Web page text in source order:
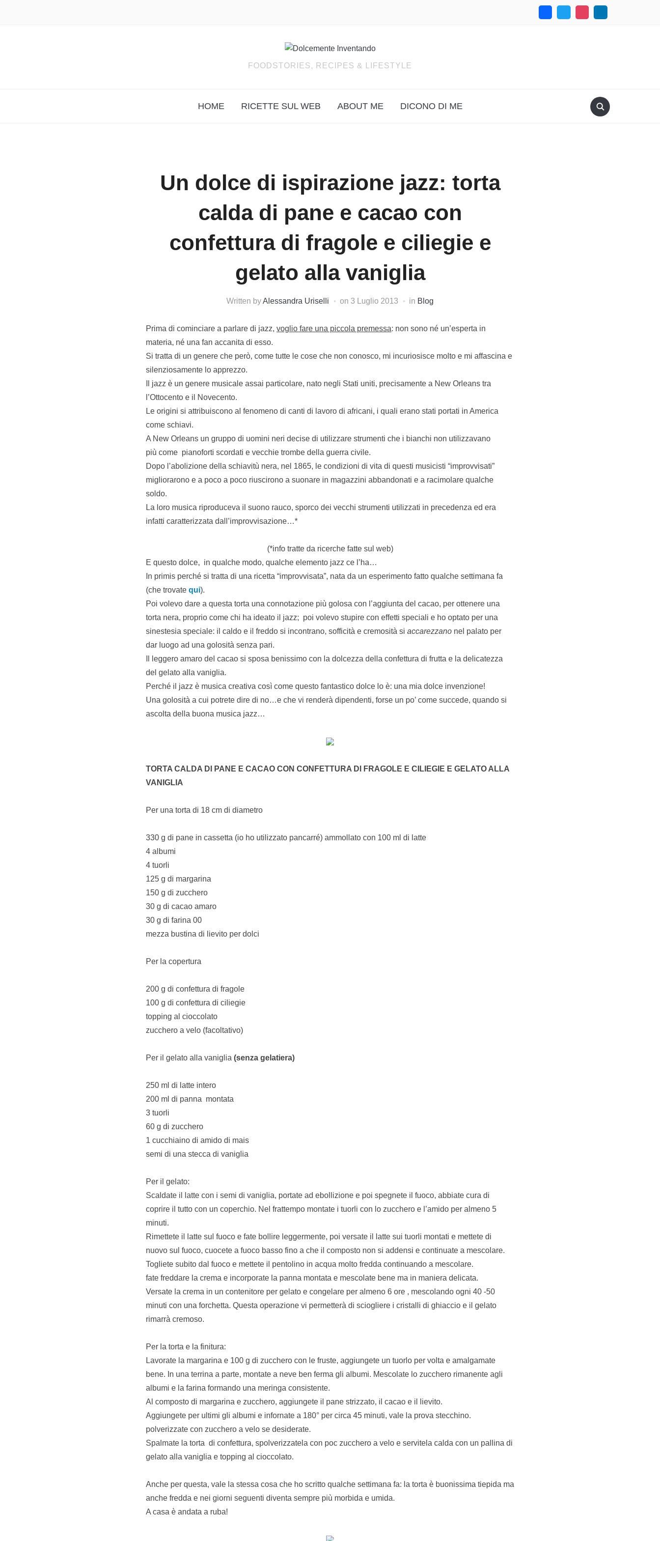
FOODSTORIES, RECIPES & LIFESTYLE
HOME RICETTE SUL WEB ABOUT ME DICONO DI ME
Un dolce di ispirazione jazz: torta
calda di pane e cacao con
confettura di fragole e ciliegie e
gelato alla vaniglia
Written byAlessandra Uriselli on 3 Luglio 2013 in Blog
Prima di cominciare a parlare di jazz, voglio fare una piccola premessa: non sono né un’esperta in
materia, né una fan accanita di esso.
Si tratta di un genere che però, come tutte le cose che non conosco, mi incuriosisce molto e mi affascina e
silenziosamente lo apprezzo.
Il jazz è un genere musicale assai particolare, nato negli Stati uniti, precisamente a New Orleans tra
l’Ottocento e il Novecento.
Le origini si attribuiscono al fenomeno di canti di lavoro di africani, i quali erano stati portati in America
come schiavi.
A New Orleans un gruppo di uomini neri decise di utilizzare strumenti che i bianchi non utilizzavano
più come pianoforti scordati e vecchie trombe della guerra civile.
Dopo l’abolizione della schiavitù nera, nel 1865, le condizioni di vita di questi musicisti “improvvisati”
migliorarono e a poco a poco riuscirono a suonare in magazzini abbandonati e a racimolare qualche
soldo.
La loro musica riproduceva il suono rauco, sporco dei vecchi strumenti utilizzati in precedenza ed era
infatti caratterizzata dall’improvvisazione…*
(*info tratte da ricerche fatte sul web)
E questo dolce, in qualche modo, qualche elemento jazz ce l’ha…
In primis perché si tratta di una ricetta “improvvisata”, nata da un esperimento fatto qualche settimana fa
(che trovate qui).
Poi volevo dare a questa torta una connotazione più golosa con l’aggiunta del cacao, per ottenere una
torta nera, proprio come chi ha ideato il jazz; poi volevo stupire con effetti speciali e ho optato per una
sinestesia speciale: il caldo e il freddo si incontrano, sofficità e cremosità si accarezzano nel palato per
dar luogo ad una golosità senza pari.
Il leggero amaro del cacao si sposa benissimo con la dolcezza della confettura di frutta e la delicatezza
del gelato alla vaniglia.
Perché il jazz è musica creativa così come questo fantastico dolce lo è: una mia dolce invenzione!
Una golosità a cui potrete dire di no…e che vi renderà dipendenti, forse un po’ come succede, quando si
ascolta della buona musica jazz…
TORTA CALDA DI PANE E CACAO CON CONFETTURA DI FRAGOLE E CILIEGIE E GELATO ALLA
VANIGLIA
Per una torta di 18 cm di diametro
330 g di pane in cassetta (io ho utilizzato pancarré) ammollato con 100 ml di latte
4 albumi
4 tuorli
125 g di margarina
150 g di zucchero
30 g di cacao amaro
30 g di farina 00
mezza bustina di lievito per dolci
Per la copertura
200 g di confettura di fragole
100 g di confettura di ciliegie
topping al cioccolato
zucchero a velo (facoltativo)
Per il gelato alla vaniglia (senza gelatiera)
250 ml di latte intero
200 ml di panna montata
3 tuorli
60 g di zucchero
1 cucchiaino di amido di mais
semi di una stecca di vaniglia
Per il gelato:
Scaldate il latte con i semi di vaniglia, portate ad ebollizione e poi spegnete il fuoco, abbiate cura di
coprire il tutto con un coperchio. Nel frattempo montate i tuorli con lo zucchero e l’amido per almeno 5
minuti.
Rimettete il latte sul fuoco e fate bollire leggermente, poi versate il latte sui tuorli montati e mettete di
nuovo sul fuoco, cuocete a fuoco basso fino a che il composto non si addensi e continuate a mescolare.
Togliete subito dal fuoco e mettete il pentolino in acqua molto fredda continuando a mescolare.
fate freddare la crema e incorporate la panna montata e mescolate bene ma in maniera delicata.
Versate la crema in un contenitore per gelato e congelare per almeno 6 ore , mescolando ogni 40 -50
minuti con una forchetta. Questa operazione vi permetterà di sciogliere i cristalli di ghiaccio e il gelato
rimarrà cremoso.
Per la torta e la finitura:
Lavorate la margarina e 100 g di zucchero con le fruste, aggiungete un tuorlo per volta e amalgamate
bene. In una terrina a parte, montate a neve ben ferma gli albumi. Mescolate lo zucchero rimanente agli
albumi e la farina formando una meringa consistente.
Al composto di margarina e zucchero, aggiungete il pane strizzato, il cacao e il lievito.
Aggiungete per ultimi gli albumi e infornate a 180° per circa 45 minuti, vale la prova stecchino.
polverizzate con zucchero a velo se desiderate.
Spalmate la torta di confettura, spolverizzatela con poc zucchero a velo e servitela calda con un pallina di
gelato alla vaniglia e topping al cioccolato.
Anche per questa, vale la stessa cosa che ho scritto qualche settimana fa: la torta è buonissima tiepida ma
anche fredda e nei giorni seguenti diventa sempre più morbida e umida.
A casa è andata a ruba!